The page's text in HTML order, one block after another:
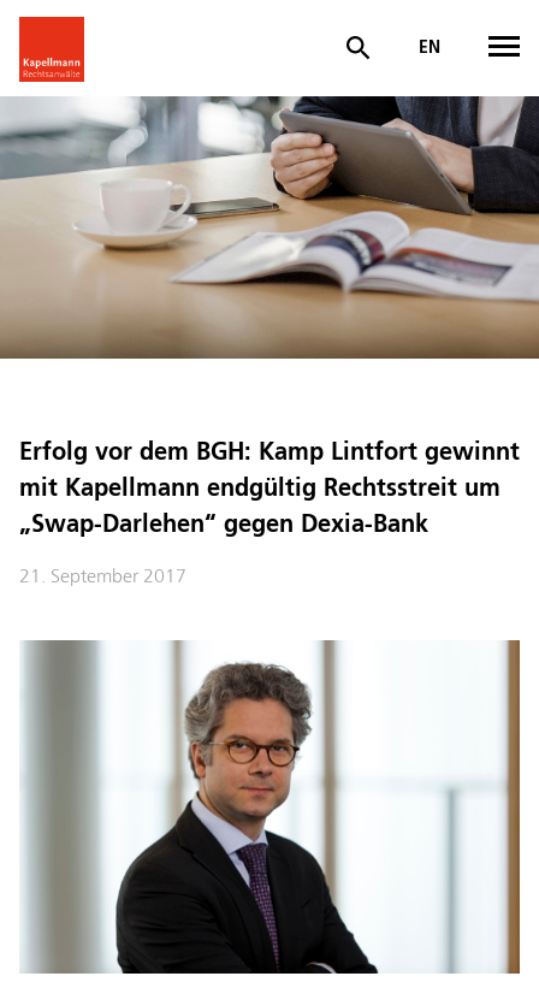
EN
Erfolg vor dem BGH: Kamp Lintfort gewinnt
mit Kapellmann endgültig Rechtsstreit um
„Swap-Darlehen“ gegen Dexia-Bank
21. September 2017